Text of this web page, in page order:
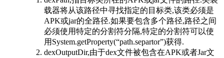
载器将从该路径中寻找指定的目标类,该类必须是
APK或jar的全路径.如果要包含多个路径,路径之间
必须使用特定的分割符分隔,特定的分割符可以使
用System.getProperty(“path.separtor”)获得.
dexOutputDir,由于dex文件被包含在APK或者Jar文